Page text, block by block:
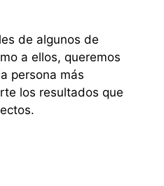
de algunos de
a ellos, queremos
persona más
los resultados que